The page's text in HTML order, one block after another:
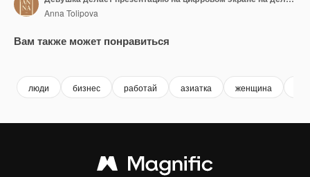
Anna Tolipova
Вам также может понравиться
люди бизнес работай азиатка женщина